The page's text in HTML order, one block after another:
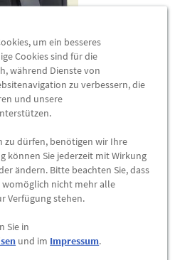
Design, dunkelblau
nicht wie eine klassische
haben Ihr Ziel erreicht! Niemand
um ein besseres
Cookies sind für die
während Dienste von
zu verbessern, die
und unsere
zu dürfen, benötigen wir Ihre
können Sie jederzeit mit Wirkung
ändern. Bitte beachten Sie, dass
womöglich nicht mehr alle
Verfügung stehen.
Sie in
und im Impressum.